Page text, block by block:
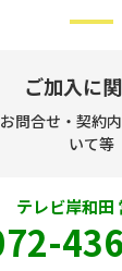
ご加入に
問合せ・契約
いて等
テレビ岸和田